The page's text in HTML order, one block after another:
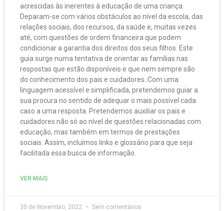
acrescidas às inerentes à educação de uma criança.
Deparam-se com vários obstáculos ao nível da escola, das
relações sociais, dos recursos, da saúde e, muitas vezes
até, com questões de ordem financeira que podem
condicionar a garantia dos direitos dos seus filhos. Este
guia surge numa tentativa de orientar as famílias nas
respostas que estão disponíveis e que nem sempre são
do conhecimento dos pais e cuidadores. Com uma
linguagem acessível e simplificada, pretendemos guiar a
sua procura no sentido de adequar o mais possível cada
caso a uma resposta. Pretendemos auxiliar os pais e
cuidadores não só ao nível de questões relacionadas com
educação, mas também em termos de prestações
sociais. Assim, incluímos links e glossário para que seja
facilitada essa busca de informação.
VER MAIS
30 de Novembro, 2022 Sem comentários